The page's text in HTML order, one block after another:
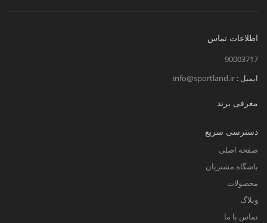
اطلاعات تماس
90003717
ایمیل : info@sportland.ir
معرفی برند
دسترسی سریع
صفحه اصلی
باشگاه مشتریان
محصولات
وبلاگ
تماس با ما